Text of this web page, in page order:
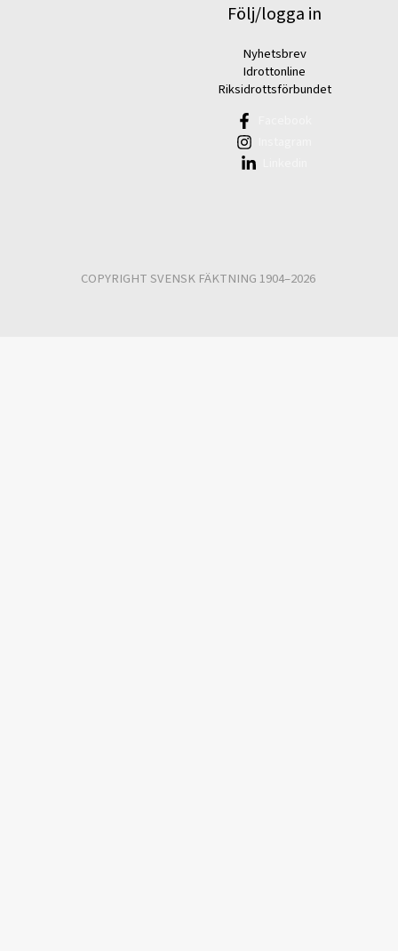
Följ/logga in
Nyhetsbrev
Idrottonline
Riksidrottsförbundet
COPYRIGHT SVENSK FÄKTNING 1904–2026